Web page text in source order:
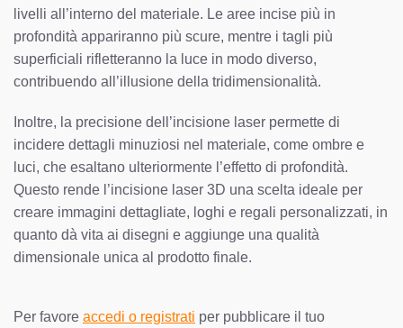
livelli all’interno del materiale. Le aree incise più in
profondità appariranno più scure, mentre i tagli più
superficiali rifletteranno la luce in modo diverso,
contribuendo all’illusione della tridimensionalità.
Inoltre, la precisione dell’incisione laser permette di
incidere dettagli minuziosi nel materiale, come ombre e
luci, che esaltano ulteriormente l’effetto di profondità.
Questo rende l’incisione laser 3D una scelta ideale per
creare immagini dettagliate, loghi e regali personalizzati, in
quanto dà vita ai disegni e aggiunge una qualità
dimensionale unica al prodotto finale.
Per favore accedi o registrati per pubblicare il tuo